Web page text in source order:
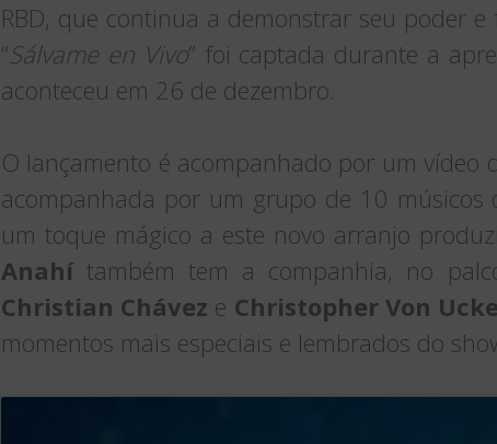
RBD, que continua a demonstrar seu poder
“Sálvame en Vivo” foi captada durante a
aconteceu em 26 de dezembro.
O lançamento é acompanhado por um vídeo
acompanhada por um grupo de 10
um toque mágico a este novo arranjo
Anahí também tem a companhia, no
Christian Chávez e Christopher Von
momentos mais especiais e lembrados do